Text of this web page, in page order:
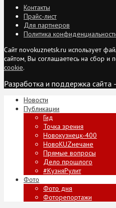
Контакты
Прайс-лист
Для партнеров
Политика
Сайт novokuznetsk.ru использует
сайтом, Вы соглашаетесь на сбор и
cookie.
Разработка и поддержка сайта
Новости
Публикации
Гид
Точка зрения
Новокузнецк-400
НовоKUZнечане
Прямые вопросы
Дело прошлого
#КузняРулит
Фото
Фото дня
Фоторепортажи